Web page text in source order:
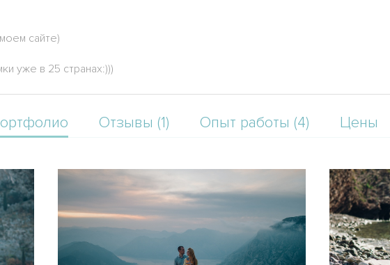
сайте)
уже в 25 странах:)))
Отзывы (1) Опыт работы (4) Цены